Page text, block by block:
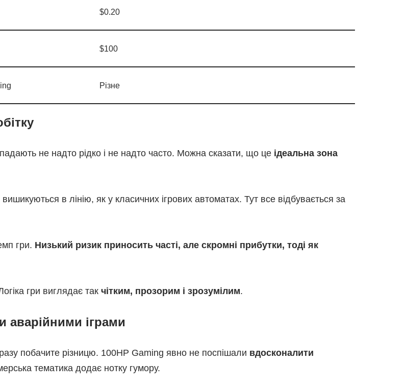
$0.20
$100
Різне
не надто рідко і не надто часто. Можна сказати, що це ідеальна зона
в лінію, як у класичних ігрових автоматах. Тут все відбувається за
гри. Низький ризик приносить часті, але скромні прибутки, тоді як
гри виглядає так чітким, прозорим і зрозумілим.
аварійними іграми
побачите різницю. 100HP Gaming явно не поспішали вдосконалити
тематика додає нотку гумору.